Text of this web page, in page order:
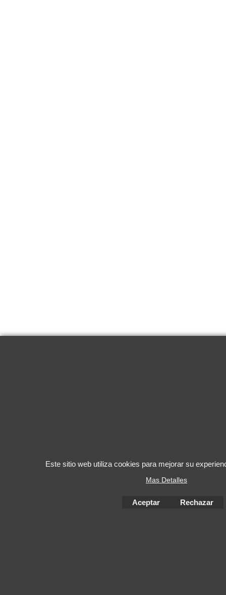
Este sitio web utiliza cookies para mejorar su
Mas Detalles
Aceptar Rechazar